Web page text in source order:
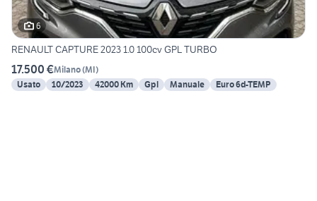
6
RENAULT CAPTURE 2023 1.0 100cv GPL TURBO
17.500 €Milano(MI)
Usato
10/2023 42000 Km Gpl Manuale Euro 6d-TEMP